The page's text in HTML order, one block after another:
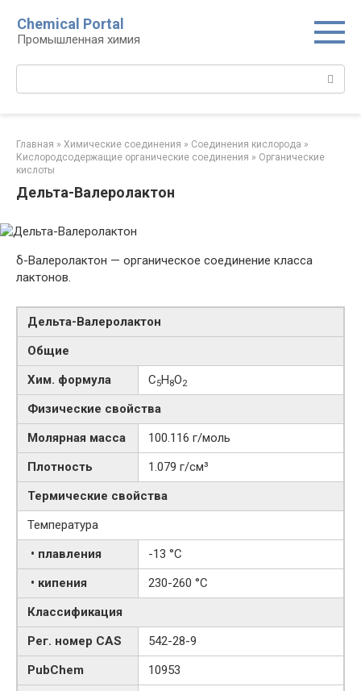
контенту
Chemical Portal
Промышленная химия
Главная » Химические соединения » Соединения кислорода‎ »
Кислородсодержащие органические соединения‎ » Органические
кислоты‎
Дельта-Валеролактон
δ-Валеролактон — органическое соединение класса
лактонов.
Дельта-​Валеролактон
Общие
Хим. формула
C5H8O2
Физические свойства
Молярная масса
100.116 г/моль
Плотность
1.079 г/см³
Термические свойства
Температура
• плавления
-13 °C
• кипения
230-260 °C
Классификация
Рег. номер CAS
542-28-9
PubChem
10953